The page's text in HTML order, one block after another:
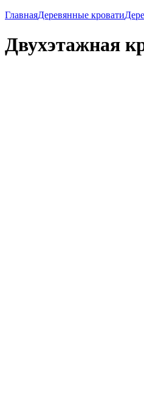
ГлавнаяДеревянные кровати
Двухэтажная